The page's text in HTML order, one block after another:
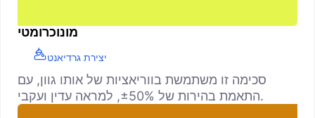
מונוכרומטי
יצירת גרדיאנט
סכימה זו משתמשת בווריאציות של אותו גוון, עם
התאמת בהירות של ±50%, למראה עדין ועקבי.